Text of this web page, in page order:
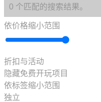
0 个匹配的搜索结果。
依价格缩小范围
折扣与活动
隐藏免费开玩项目
依标签缩小范围
独立